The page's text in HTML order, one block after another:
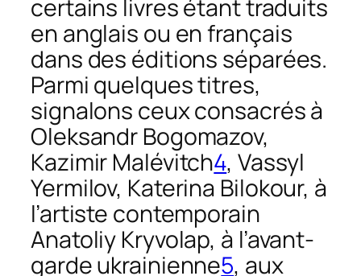
certains livres étant traduits
en anglais ou en français
dans des éditions séparées.
Parmi quelques titres,
signalons ceux consacrés à
Oleksandr Bogomazov,
Kazimir Malévitch4, Vassyl
Yermilov, Katerina Bilokour, à
l’artiste contemporain
Anatoliy Kryvolap, à l’avant-
garde ukrainienne5, aux